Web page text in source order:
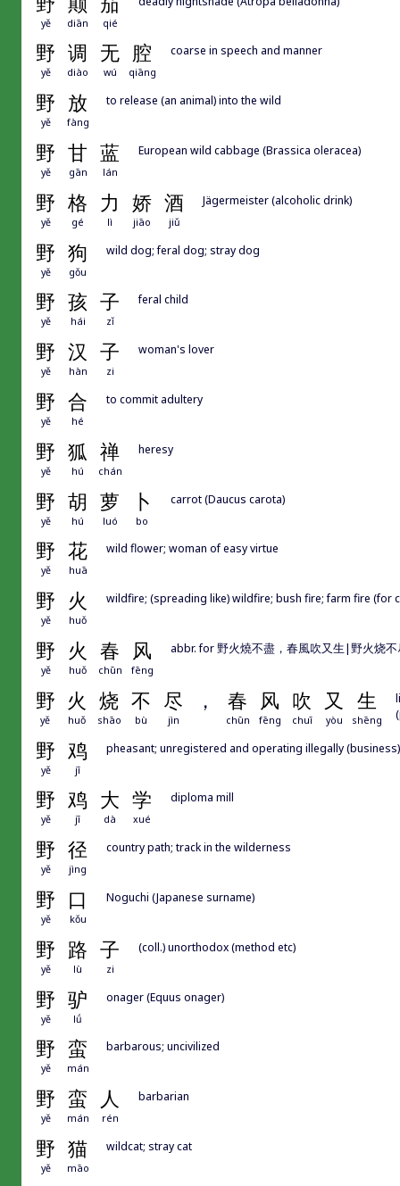
yě diān qié
野 调 无 腔
yě diào wú qiāng
coarse in speech and manner
野 放
yě fàng
to release (an animal) into the wild
野 甘 蓝
yě gān lán
European wild cabbage (Brassica oleracea)
野 格 力 娇 酒
yě gé lì jiāo jiǔ
Jägermeister (alcoholic drink)
野 狗
yě gǒu
wild dog; feral dog; stray dog
野 孩 子
yě hái zǐ
feral child
野 汉 子
yě hàn zi
woman's lover
野 合
yě hé
to commit adultery
野 狐 禅
yě hú chán
heresy
野 胡 萝 卜
yě hú luó bo
carrot (Daucus carota)
野 花
yě huā
wild flower; woman of easy virtue
野 火
yě huǒ
wildfire; (spreading like) wildfire; bush fire; farm fire (for
野 火 春 风
yě huǒ chūn fēng
abbr. for 野火燒不盡，春風吹又生|野火烧
野 火 烧 不 尽 ， 春 风 吹 又 生
yě huǒ shāo bù jìn chūn fēng chuī yòu shēng
野 鸡
yě jī
pheasant; unregistered and operating illegally
野 鸡 大 学
yě jī dà xué
diploma mill
野 径
yě jìng
country path; track in the wilderness
野 口
yě kǒu
Noguchi (Japanese surname)
野 路 子
yě lù zi
(coll.) unorthodox (method etc)
野 驴
yě lǘ
onager (Equus onager)
野 蛮
yě mán
barbarous; uncivilized
野 蛮 人
yě mán rén
barbarian
野 猫
yě māo
wildcat; stray cat